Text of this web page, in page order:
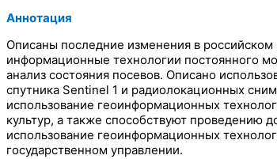
Аннотация
Описаны последние изменения в
информационные технологии постоянного
анализ состояния посевов. Описано
спутника Sentinel 1 и радиолокационных
использование геоинформационных
культур, а также способствуют проведению
использование геоинформационных
государственном управлении.